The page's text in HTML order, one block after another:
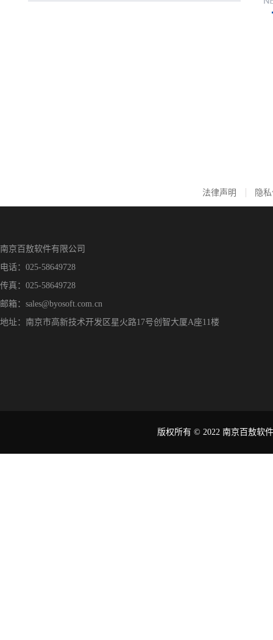
法律声明 隐
南京百敖软件有限公司
电话：025-58649728
传真：025-58649728
邮箱：sales@byosoft.com.cn
地址：南京市高新技术开发区星火路17号创智大厦A座11楼
版权所有 © 2022 南京百敖软